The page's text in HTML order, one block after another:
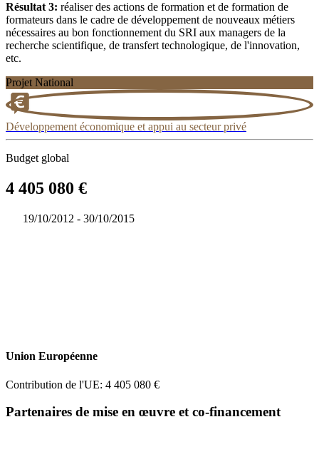
Résultat 3: réaliser des actions de formation et de formation de
formateurs dans le cadre de développement de nouveaux métiers
nécessaires au bon fonctionnement du SRI aux managers de la
recherche scientifique, de transfert technologique, de l'innovation,
etc.
Projet National
Développement économique et appui au secteur privé
Budget global
4 405 080 €
19/10/2012 - 30/10/2015
Union Européenne
Contribution de l'UE: 4 405 080 €
Partenaires de mise en œuvre et co-financement